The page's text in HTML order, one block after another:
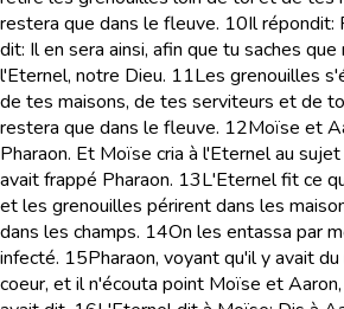
restera que dans le fleuve. 10Il répondit:
dit: Il en sera ainsi, afin que tu saches
l'Eternel, notre Dieu. 11Les grenouilles
de tes maisons, de tes serviteurs et de
restera que dans le fleuve. 12Moïse et
Pharaon. Et Moïse cria à l'Eternel au
avait frappé Pharaon. 13L'Eternel fit ce
et les grenouilles périrent dans les
dans les champs. 14On les entassa par
infecté. 15Pharaon, voyant qu'il y avait
coeur, et il n'écouta point Moïse et